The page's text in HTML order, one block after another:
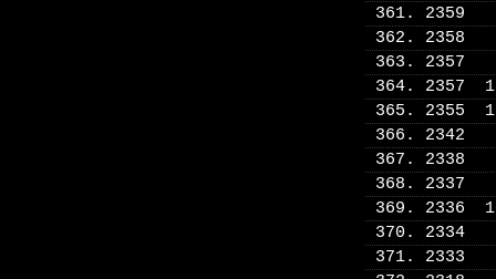
361. 2359
362. 2358
363. 2357
364. 2357
365. 2355
366. 2342
367. 2338
368. 2337
369. 2336
370. 2334
371. 2333